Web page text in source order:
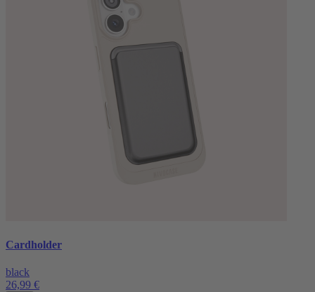
Cardholder
black
26,99 €